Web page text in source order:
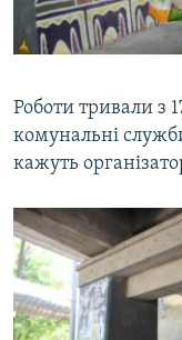
Роботи тривали з
комунальні
кажуть